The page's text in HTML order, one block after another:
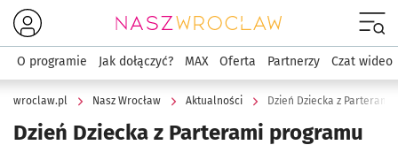
O programie Jak dołączyć? MAX Oferta Partnerzy Czat wideo
wroclaw.pl Nasz Wrocław Aktualności Dzień Dziecka z Parterami
Dzień Dziecka z Parterami programu